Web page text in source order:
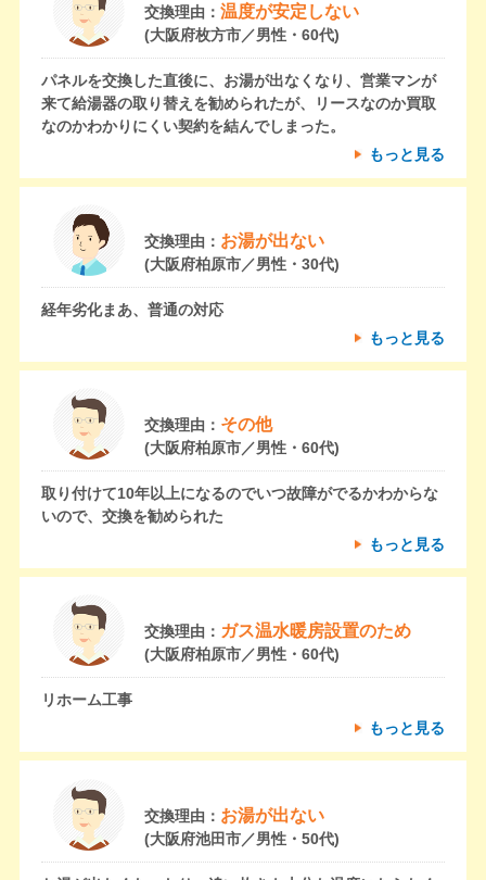
交換理由： 温度が安定しない
(大阪府枚方市／男性・60代)
パネルを交換した直後に、お湯が出なくなり、営業マンが
来て給湯器の取り替えを勧められたが、リースなのか買取
なのかわかりにくい契約を結んでしまった。
もっと見る
交換理由： お湯が出ない
(大阪府柏原市／男性・30代)
経年劣化まあ、普通の対応
もっと見る
交換理由： その他
(大阪府柏原市／男性・60代)
取り付けて10年以上になるのでいつ故障がでるかわからな
いので、交換を勧められた
もっと見る
交換理由： ガス温水暖房設置のため
(大阪府柏原市／男性・60代)
リホーム工事
もっと見る
交換理由： お湯が出ない
(大阪府池田市／男性・50代)